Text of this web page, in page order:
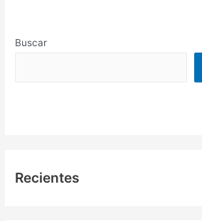
Buscar
Recientes